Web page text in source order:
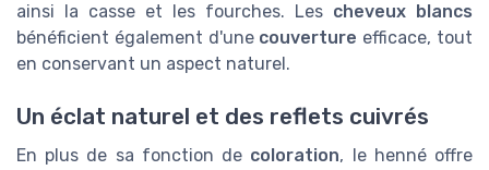
ainsi la casse et les fourches. Les cheveux blancs
bénéficient également d'une couverture efficace, tout
en conservant un aspect naturel.
Un éclat naturel et des reflets cuivrés
En plus de sa fonction de coloration, le henné offre